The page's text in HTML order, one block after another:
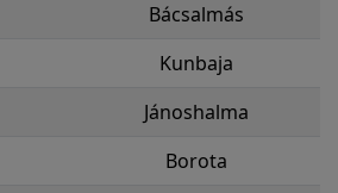
Bácsalmás
Kunbaja
Jánoshalma
Borota